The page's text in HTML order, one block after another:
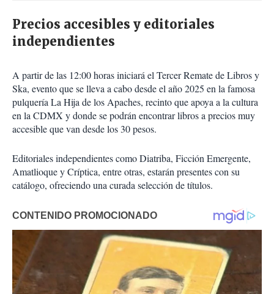
Precios accesibles y editoriales
independientes
A partir de las 12:00 horas iniciará el Tercer Remate de Libros y
Ska, evento que se lleva a cabo desde el año 2025 en la famosa
pulquería La Hija de los Apaches, recinto que apoya a la cultura
en la CDMX y donde se podrán encontrar libros a precios muy
accesible que van desde los 30 pesos.
Editoriales independientes como Diatriba, Ficción Emergente,
Amatlioque y Críptica, entre otras, estarán presentes con su
catálogo, ofreciendo una curada selección de títulos.